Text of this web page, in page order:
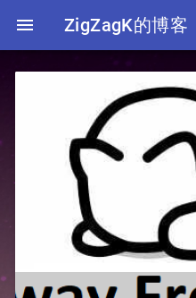
 ZigZagK的博客